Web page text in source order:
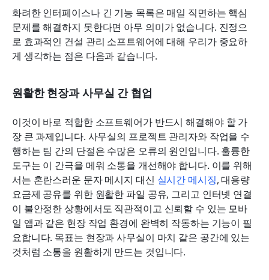
화려한 인터페이스나 긴 기능 목록은 매일 직면하는 핵심
문제를 해결하지 못한다면 아무 의미가 없습니다. 진정으
로 효과적인 건설 관리 소프트웨어에 대해 우리가 중요하
게 생각하는 점은 다음과 같습니다.
원활한 현장과 사무실 간 협업
이것이 바로 적합한 소프트웨어가 반드시 해결해야 할 가
장 큰 과제입니다. 사무실의 프로젝트 관리자와 작업을 수
행하는 팀 간의 단절은 수많은 오류의 원인입니다. 훌륭한
도구는 이 간극을 메워 소통을 개선해야 합니다. 이를 위해
서는 혼란스러운 문자 메시지 대신 실시간 메시징, 대용량
요금제 공유를 위한 원활한 파일 공유, 그리고 인터넷 연결
이 불안정한 상황에서도 직관적이고 신뢰할 수 있는 모바
일 앱과 같은 현장 작업 환경에 완벽히 작동하는 기능이 필
요합니다. 목표는 현장과 사무실이 마치 같은 공간에 있는
것처럼 소통을 원활하게 만드는 것입니다.